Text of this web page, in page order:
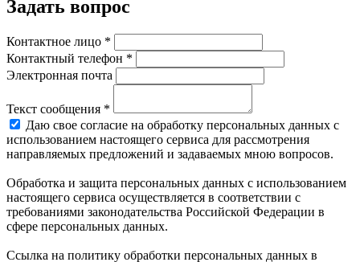
Задать вопрос
Контактное лицо *
Контактный телефон *
Электронная почта
Текст сообщения *
Даю свое согласие на обработку персональных данных с
использованием настоящего сервиса для рассмотрения
направляемых предложений и задаваемых мною вопросов.
Обработка и защита персональных данных с использованием
настоящего сервиса осуществляется в соответствии с
требованиями законодательства Российской Федерации в
сфере персональных данных.
Ссылка на политику обработки персональных данных в